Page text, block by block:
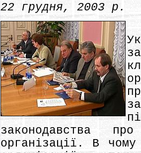
22 грудня, 2003 р.
законодавства
організації. В